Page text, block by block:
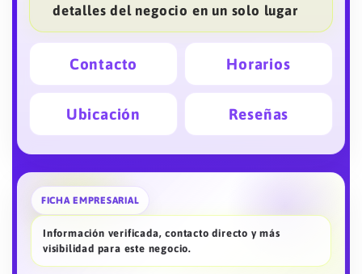
detalles del negocio en un solo lugar
Contacto Horarios
Ubicación Reseñas
FICHA EMPRESARIAL
Información verificada, contacto directo y más
visibilidad para este negocio.